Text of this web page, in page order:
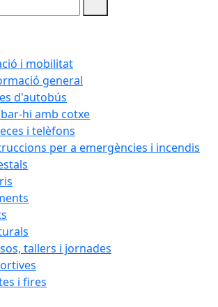
i mobilitat
general
d'autobús
hi amb cotxe
i telèfons
per a emergències i incendis
tallers i jornades
i fires